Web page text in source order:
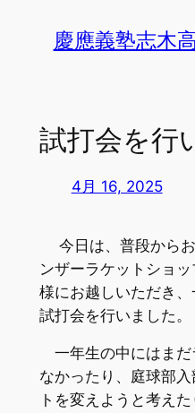
慶應義塾志木
試打会を行
4月 16, 2025
今日は、普段から
ンザーラケットショ
様にお越しいただき
試打会を行いました。
一年生の中にはまだ
なかったり、庭球部
トを変えようと考え